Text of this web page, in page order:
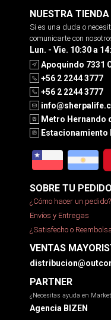
NUESTRA TIENDA
Si es una duda o
comunicarte con
Lun. - Vie. 10:30 a
Apoquindo 7331
+56 2 2244 3777
+56 2 2244 3777
info@sherpalife.cl
Metro Hernando
Estacionamiento
SOBRE TU PEDIDO
¿Cómo hacer un pedido?
Envíos y Entregas
¿Satisfecho o
VENTAS
PARTNER
¿Necesitas ayuda en
Agencia BIZEN